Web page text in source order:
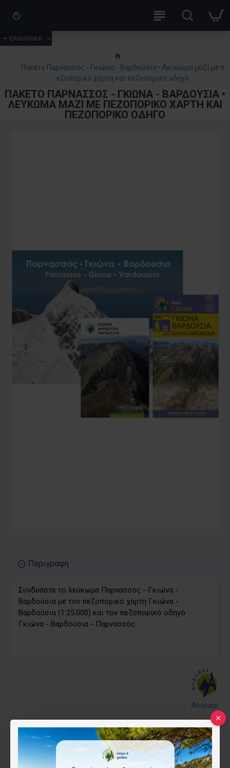
ΕΛΛΗΝΙΚΑ
Πακέτο Παρνασσός - Γκιώνα - Βαρδούσια • Λεύκωμα μαζί με π
εζοπορικό χάρτη και πεζοπορικό οδηγό
ΠΑΚΈΤΟ ΠΑΡΝΑΣΣΌΣ - ΓΚΙΏΝΑ - ΒΑΡΔΟΎΣΙΑ •
ΛΕΎΚΩΜΑ ΜΑΖΊ ΜΕ ΠΕΖΟΠΟΡΙΚΌ ΧΆΡΤΗ ΚΑΙ
ΠΕΖΟΠΟΡΙΚΌ ΟΔΗΓΌ
Περιγραφή
Συνδυάστε το λεύκωμα Παρνασσός - Γκιώνα -
Βαρδούσια με τον πεζοπορικό χάρτη Γκιώνα -
Βαρδούσια (1:25.000) και τον πεζοπορικό οδηγό
Γκιώνα - Βαρδούσια - Παρνασσός
Anavasi
29.00€